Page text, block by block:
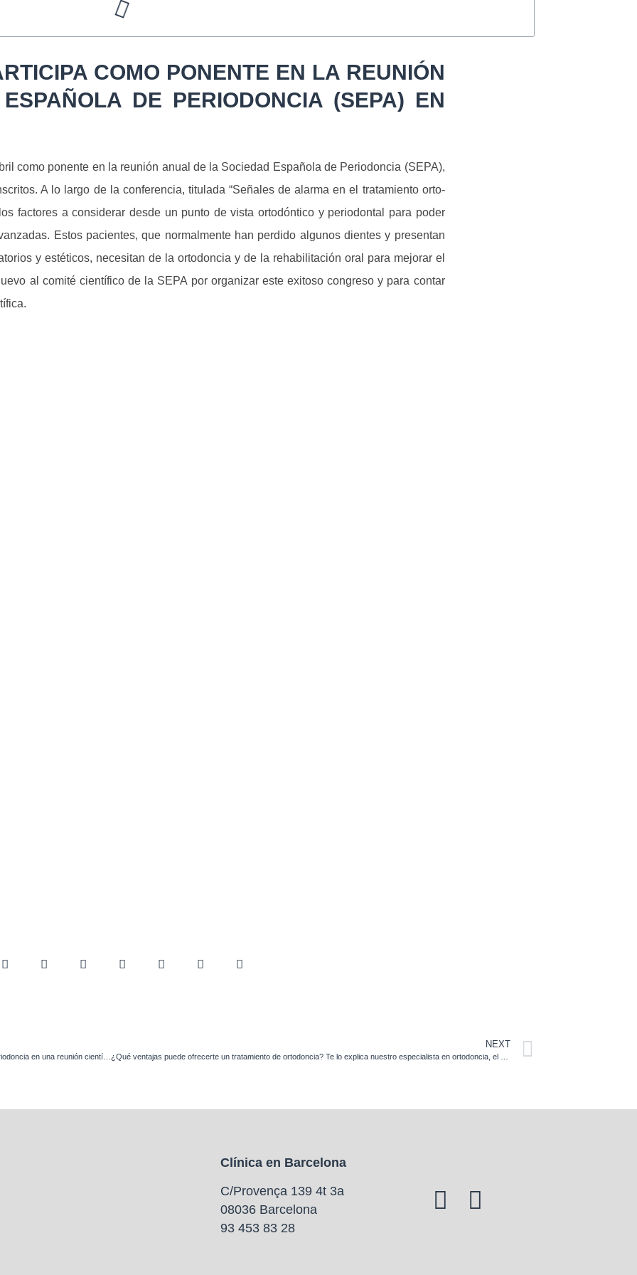
COMO PONENTE EN LA REUNIÓN
DE PERIODONCIA (SEPA) EN
como ponente en la reunión anual de la Sociedad Española de Periodoncia (SEPA),
A lo largo de la conferencia, titulada “Señales de alarma en el tratamiento orto-
factores a considerar desde un punto de vista ortodóntico y periodontal para poder
Estos pacientes, que normalmente han perdido algunos dientes y presentan
y estéticos, necesitan de la ortodoncia y de la rehabilitación oral para mejorar el
al comité científico de la SEPA por organizar este exitoso congreso y para contar
NEXT
Clínica en Barcelona
C/Provença 139 4t 3a
08036 Barcelona
93 453 83 28